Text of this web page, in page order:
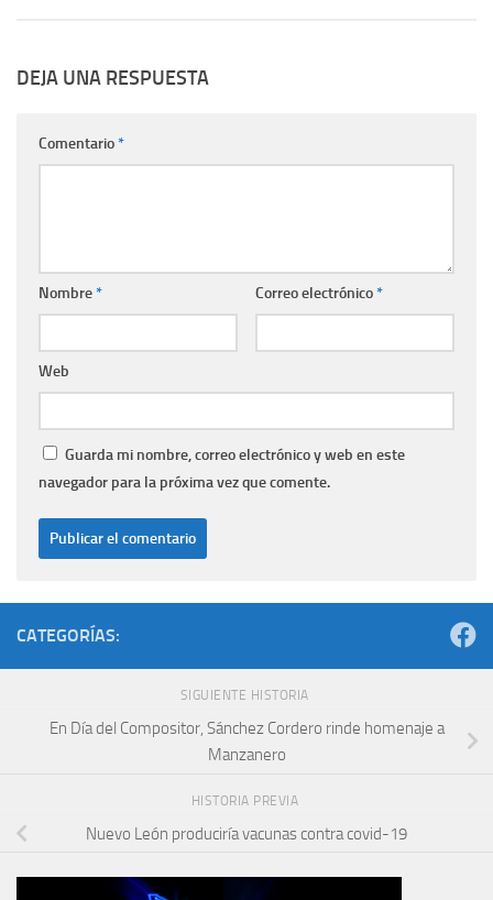
DEJA UNA RESPUESTA
Comentario*
Nombre* Correo electrónico*
Web
Guarda mi nombre, correo electrónico y web en este
navegador para la próxima vez que comente.
CATEGORÍAS:
SIGUIENTE HISTORIA
En Día del Compositor, Sánchez Cordero rinde homenaje a
Manzanero
HISTORIA PREVIA
Nuevo León produciría vacunas contra covid-19